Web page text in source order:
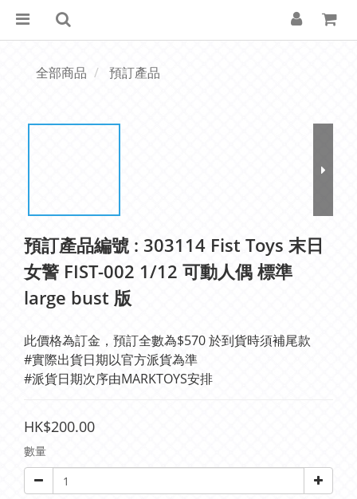
全部商品 預訂產品
預訂產品編號 : 303114 Fist Toys 末日
女警 FIST-002 1/12 可動人偶 標準
large bust 版
此價格為訂金，預訂全數為$570 於到貨時須補尾款
#實際出貨日期以官方派貨為準
#派貨日期次序由MARKTOYS安排
HK$200.00
數量